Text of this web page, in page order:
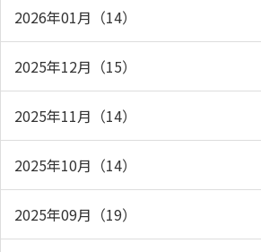
2026年01月（14）
2025年12月（15）
2025年11月（14）
2025年10月（14）
2025年09月（19）